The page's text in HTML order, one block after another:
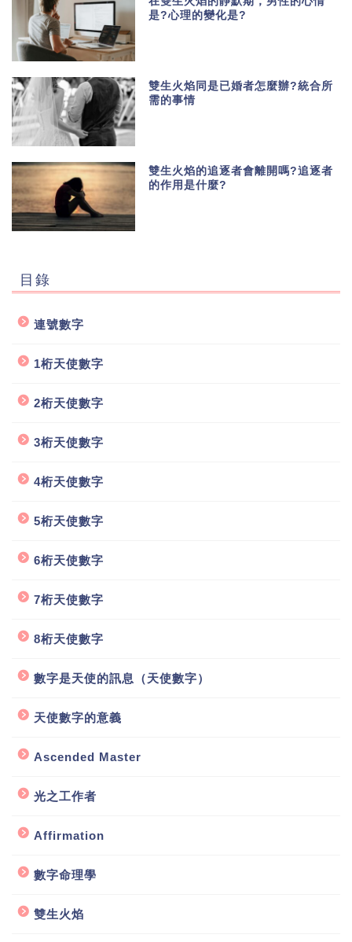
是?心理的變化是?
雙生火焰同是已婚者怎麼辦?統合所
需的事情
雙生火焰的追逐者會離開嗎?追逐者
的作用是什麼?
目錄
連號數字
1桁天使數字
2桁天使數字
3桁天使數字
4桁天使數字
5桁天使數字
6桁天使數字
7桁天使數字
8桁天使數字
數字是天使的訊息（天使數字）
天使數字的意義
Ascended Master
光之工作者
Affirmation
數字命理學
雙生火焰